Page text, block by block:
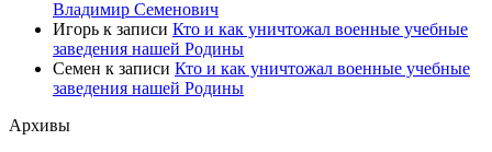
Владимир Семенович
Игорь к записи Кто и как уничтожал военные учебные
заведения нашей Родины
Семен к записи Кто и как уничтожал военные учебные
заведения нашей Родины
Архивы